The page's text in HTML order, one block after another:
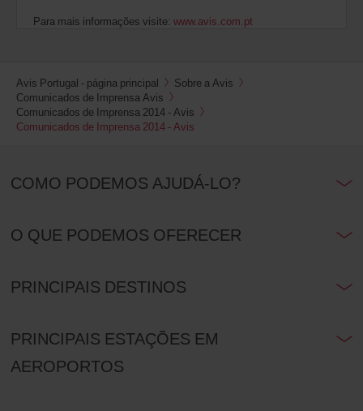
Para mais informações visite: www.avis.com.pt
Avis Portugal - página principal
Sobre a Avis
Comunicados de Imprensa Avis
Comunicados de Imprensa 2014 - Avis
Comunicados de Imprensa 2014 - Avis
COMO PODEMOS AJUDÁ-LO?
O QUE PODEMOS OFERECER
PRINCIPAIS DESTINOS
PRINCIPAIS ESTAÇÕES EM
AEROPORTOS